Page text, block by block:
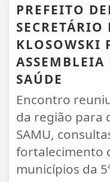
PREFEITO
SECRETÁRIO
KLOSOWSKI
ASSEMBLEIA
SAÚDE
Encontro
da região para
SAMU,
fortalecimento
municípios da